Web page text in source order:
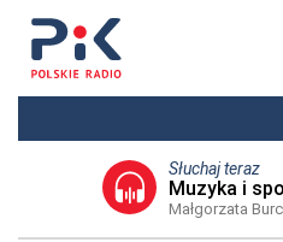
Słuchaj teraz
Muzyka i
Małgorzata